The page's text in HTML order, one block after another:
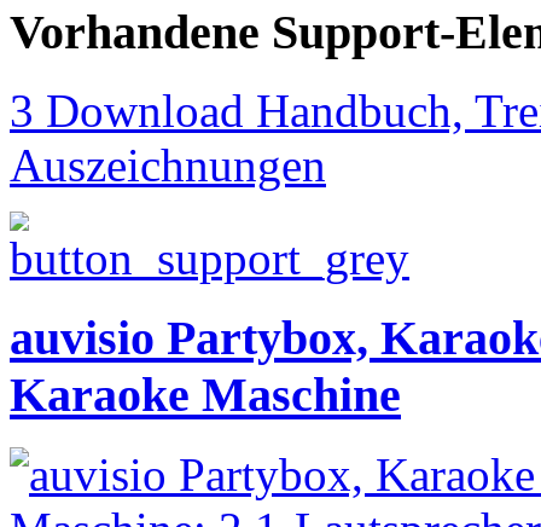
Vorhandene Support-
3 Download Handbuch,
Auszeichnungen
auvisio Partybox,
Karaoke Maschine